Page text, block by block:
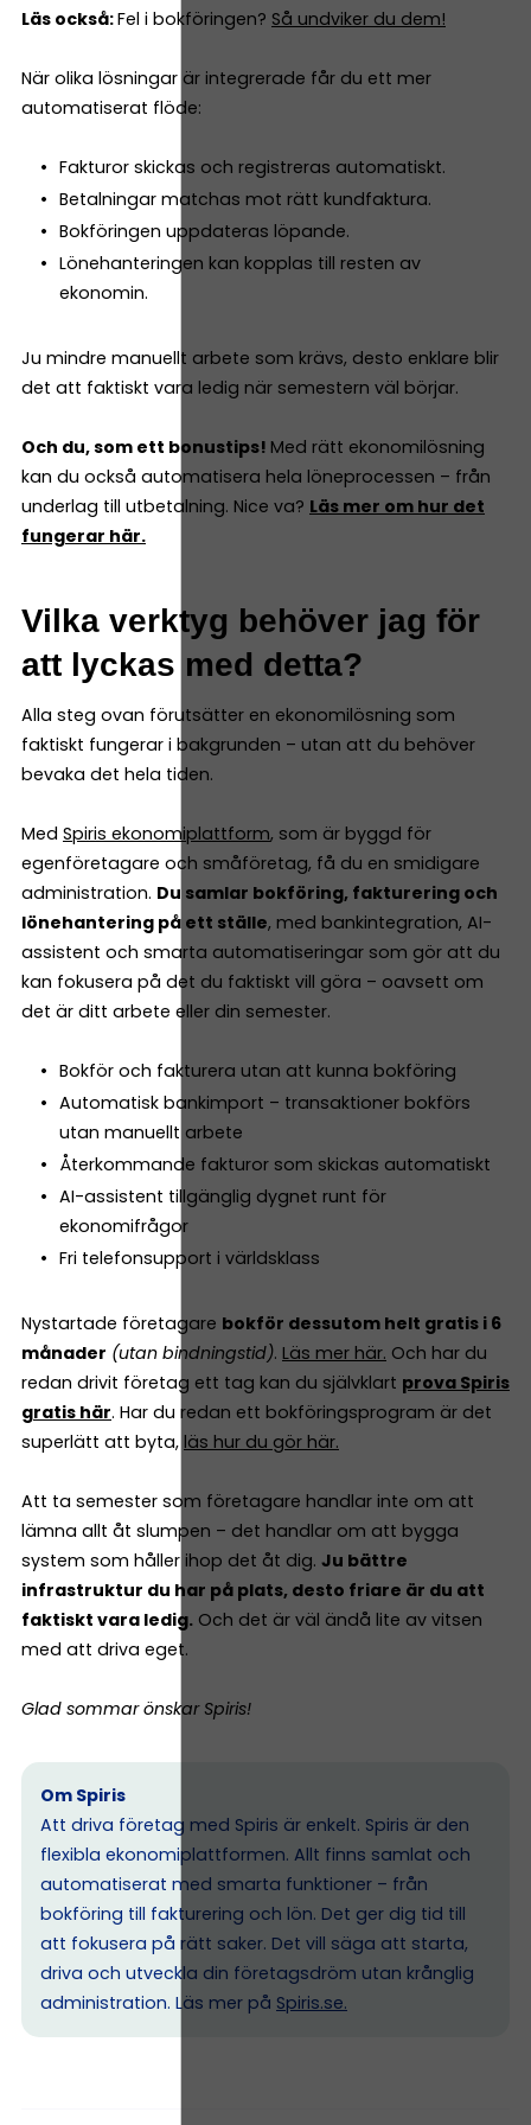
Läs också:Fel i bokföringen? Så undviker du dem!
När olika lösningar är integrerade får du ett mer
automatiserat flöde:
Fakturor skickas och registreras automatiskt.
Betalningar matchas mot rätt kundfaktura.
Bokföringen uppdateras löpande.
Lönehanteringen kan kopplas till resten av
ekonomin.
Ju mindre manuellt arbete som krävs, desto enklare blir
det att faktiskt vara ledig när semestern väl börjar.
Och du, som ett bonustips! Med rätt ekonomilösning
kan du också automatisera hela löneprocessen – från
underlag till utbetalning. Nice va? Läs mer om hur det
fungerar här.
Vilka verktyg behöver jag för
att lyckas med detta?
Alla steg ovan förutsätter en ekonomilösning som
faktiskt fungerar i bakgrunden – utan att du behöver
bevaka det hela tiden.
Med Spiris ekonomiplattform, som är byggd för
egenföretagare och småföretag, få du en smidigare
administration. Du samlar bokföring, fakturering och
lönehantering på ett ställe, med bankintegration, AI-
assistent och smarta automatiseringar som gör att du
kan fokusera på det du faktiskt vill göra – oavsett om
det är ditt arbete eller din semester.
Bokför och fakturera utan att kunna bokföring
Automatisk bankimport – transaktioner bokförs
utan manuellt arbete
Återkommande fakturor som skickas automatiskt
AI-assistent tillgänglig dygnet runt för
ekonomifrågor
Fri telefonsupport i världsklass
Nystartade företagare bokför dessutom helt gratis i 6
månader (utan bindningstid). Läs mer här. Och har du
redan drivit företag ett tag kan du självklart prova Spiris
gratis här. Har du redan ett bokföringsprogram är det
superlätt att byta, läs hur du gör här.
Att ta semester som företagare handlar inte om att
lämna allt åt slumpen – det handlar om att bygga
system som håller ihop det åt dig. Ju bättre
infrastruktur du har på plats, desto friare är du att
faktiskt vara ledig. Och det är väl ändå lite av vitsen
med att driva eget.
Glad sommar önskar Spiris!
Om Spiris
Att driva företag med Spiris är enkelt. Spiris är den
flexibla ekonomiplattformen. Allt finns samlat och
automatiserat med smarta funktioner – från
bokföring till fakturering och lön. Det ger dig tid till
att fokusera på rätt saker. Det vill säga att starta,
driva och utveckla din företagsdröm utan krånglig
administration. Läs mer på Spiris.se.